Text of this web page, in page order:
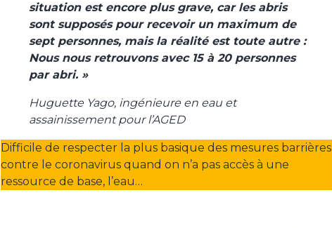
situation est encore plus grave, car les abris
sont supposés pour recevoir un maximum de
sept personnes, mais la réalité est toute autre :
Nous nous retrouvons avec 15 à 20 personnes
par abri. »
Huguette Yago, ingénieure en eau et
assainissement pour l’AGED
Difficile de respecter la plus basique des mesures barrières
contre le coronavirus quand on n’a pas accès à une
ressource de base, l’eau…